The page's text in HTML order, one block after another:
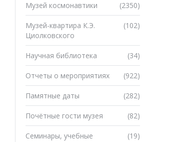
(2350)
Музей космонавтики
(102)
Музей-квартира К.Э.
Циолковского
(34)
Научная библиотека
(922)
Отчеты о мероприятиях
(282)
Памятные даты
(82)
Почётные гости музея
(19)
Семинары, учебные